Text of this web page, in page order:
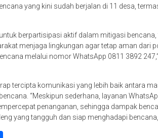
yang kini sudah berjalan di 11 desa,
berpartisipasi aktif dalam mitigasi
menjaga lingkungan agar tetap aman dari
melalui nomor WhatsApp 0811 3892
tercipta komunikasi yang lebih baik antara
“Meskipun sederhana, layanan
penanganan, sehingga dampak
yang tangguh dan siap menghadapi